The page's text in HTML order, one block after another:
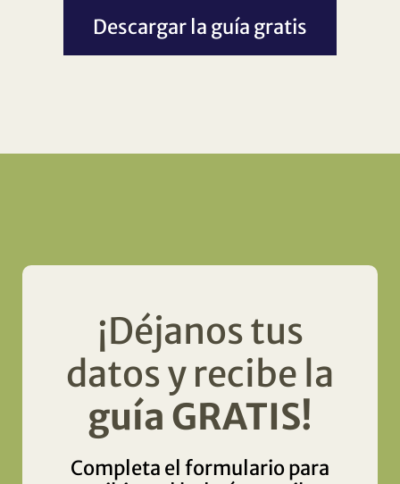
Descargar la guía gratis
¡Déjanos tus
datos y recibe la
guía GRATIS!
Completa el formulario para